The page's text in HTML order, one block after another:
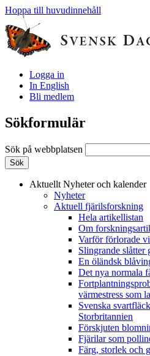
Hoppa till huvudinnehåll
Logga in
In English
Bli medlem
Sökformulär
Sök på webbplatsen
Aktuellt Nyheter och kalender
Nyheter
Aktuell fjärilsforskning
Hela artikellistan
Om
Varför förlorade
Slingrande slåtter
En öländsk
Det nya normala
värmestress som
Svenska
Storbritannien
Förskjuten
Fjärilar som
Färg, storlek och